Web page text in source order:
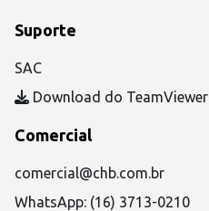
Suporte
SAC
Download do TeamViewer
Comercial
comercial@chb.com.br
WhatsApp: (16) 3713-0210